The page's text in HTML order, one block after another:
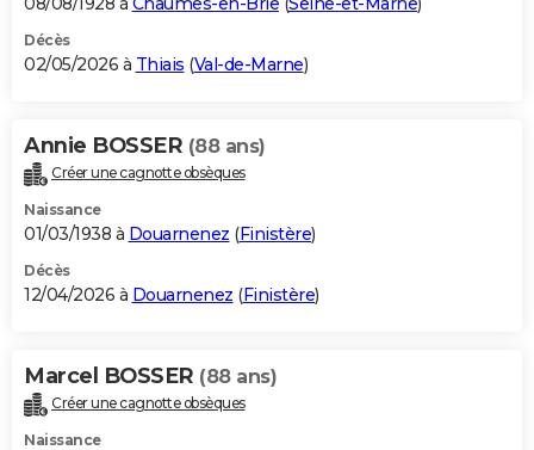
S'inscrire
Se connecter
Lycées
Collèges
Primaires
Universités
Entreprises
Service militaire
Avis de recherche
AVIS DE DÉCÈS
Bricolage
Lifestyle
Culture
Sport
Auto
Television
Voyage
Cinema
Décès
02/05/2026 à Thiais (Val-de-Marne)
Annie BOSSER (88 ans)
Créer une cagnotte obsèques
Naissance
01/03/1938 à Douarnenez (Finistère)
Décès
12/04/2026 à Douarnenez (Finistère)
Marcel BOSSER (88 ans)
Créer une cagnotte obsèques
Naissance